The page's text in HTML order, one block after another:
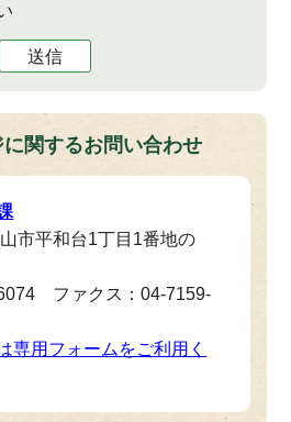
送信
関するお問い合わせ
市平和台1丁目1番地の
ファクス：04-7159-
専用フォームをご利用く